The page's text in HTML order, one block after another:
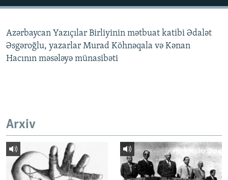
Azərbaycan Yazıçılar Birliyinin mətbuat katibi Ədalət
Əsgəroğlu, yazarlar Murad Köhnəqala və Kənan
Hacının məsələyə münasibəti
Arxiv